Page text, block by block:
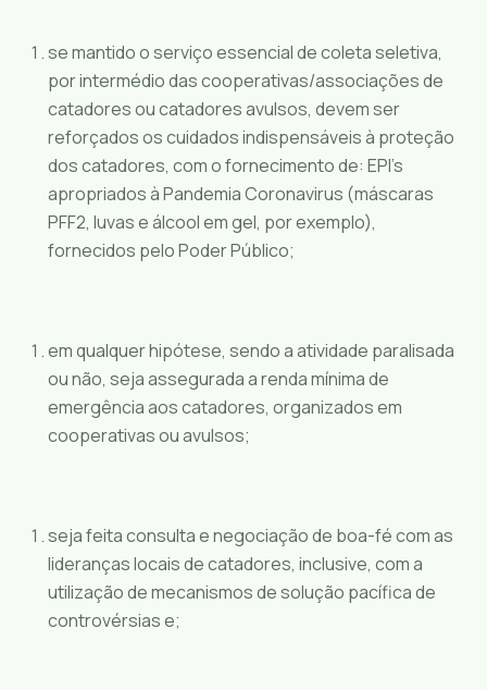
se mantido o serviço essencial de coleta seletiva,
por intermédio das cooperativas/associações de
catadores ou catadores avulsos, devem ser
reforçados os cuidados indispensáveis à proteção
dos catadores, com o fornecimento de: EPI’s
apropriados à Pandemia Coronavirus (máscaras
PFF2, luvas e álcool em gel, por exemplo),
fornecidos pelo Poder Público;
em qualquer hipótese, sendo a atividade paralisada
ou não, seja assegurada a renda mínima de
emergência aos catadores, organizados em
cooperativas ou avulsos;
seja feita consulta e negociação de boa-fé com as
lideranças locais de catadores, inclusive, com a
utilização de mecanismos de solução pacífica de
controvérsias e;